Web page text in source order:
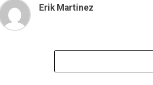
Erik Martinez